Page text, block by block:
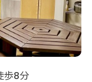
歩8分